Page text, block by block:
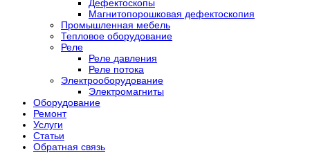
Дефектоскопы
Магнитопорошковая дефектоскопия
Промышленная мебель
Тепловое оборудование
Реле
Реле давления
Реле потока
Электрооборудование
Электромагниты
Оборудование
Ремонт
Услуги
Статьи
Обратная связь